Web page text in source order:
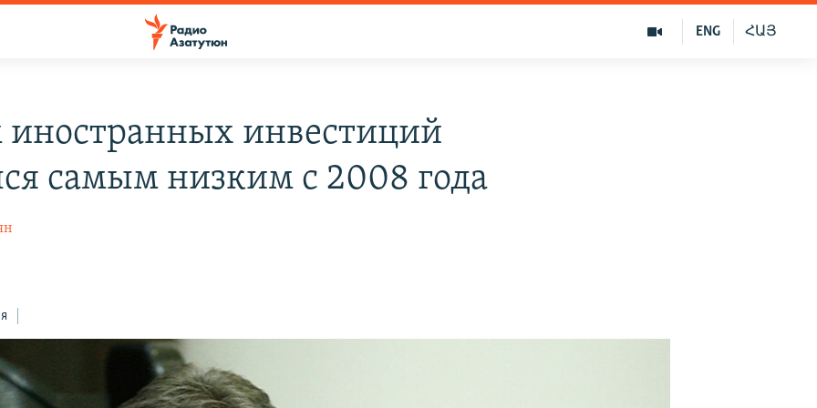
ՀԱՅ
ENG
иностранных инвестиций
самым низким с 2008 года